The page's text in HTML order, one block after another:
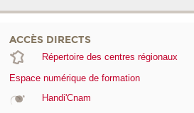
ACCÈS DIRECTS
Répertoire des centres régionaux
Espace numérique de formation
Handi'Cnam